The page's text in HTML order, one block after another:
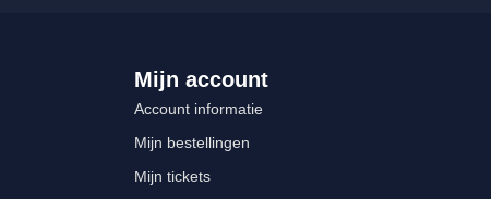
Mijn account
Account informatie
Mijn bestellingen
Mijn tickets